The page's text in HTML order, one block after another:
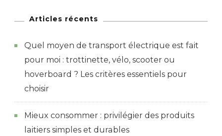
Articles récents
Quel moyen de transport électrique est fait
pour moi : trottinette, vélo, scooter ou
hoverboard ? Les critères essentiels pour
choisir
Mieux consommer : privilégier des produits
laitiers simples et durables